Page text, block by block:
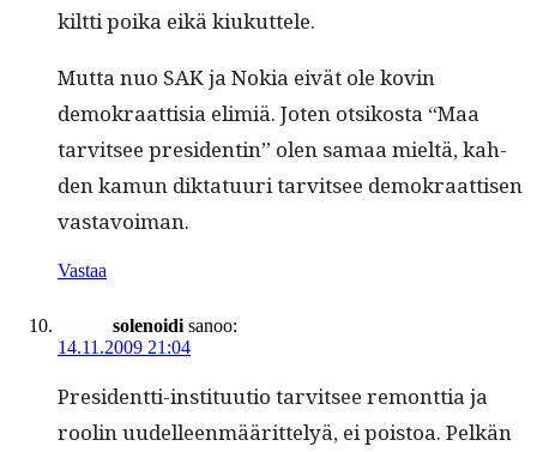
kilt­ti poi­ka eikä kiukuttele.
Mut­ta nuo SAK ja Nokia eivät ole kovin
demokraat­tisia elim­iä. Joten otsikos­ta “Maa
tarvit­see pres­i­dentin” olen samaa mieltä, kah­
den kamun dik­tatu­uri tarvit­see demokraat­tisen
vastavoiman.
Vastaa
solenoidi sanoo:
14.11.2009 21:04
Pres­i­dent­ti-insti­tuu­tio tarvit­see remont­tia ja
roolin uudelleen­määrit­te­lyä, ei pois­toa. Pelkän